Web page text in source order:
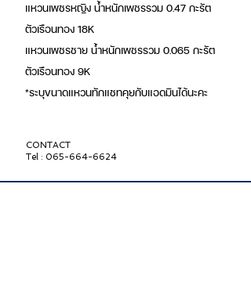
แหวนเพชรหญิง น้ำหนักเพชรรวม 0.47 กะรัต
ตัวเรือนทอง 18K
แหวนเพชรชาย น้ำหนักเพชรรวม 0.065 กะรัต
ตัวเรือนทอง 9K
*ระบุขนาดแหวนทักแชทคุยกับแอดมินได้นะคะ
CONTACT
Tel : 065-664-6624